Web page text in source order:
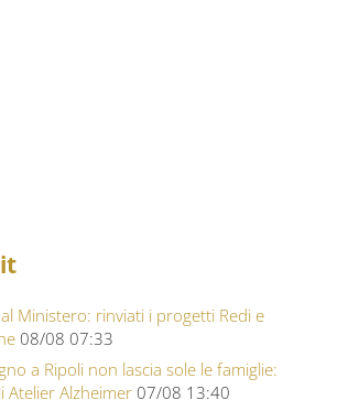
Ministero: rinviati i progetti Redi e
08/08 07:33
a Ripoli non lascia sole le famiglie:
Atelier Alzheimer 07/08 13:40